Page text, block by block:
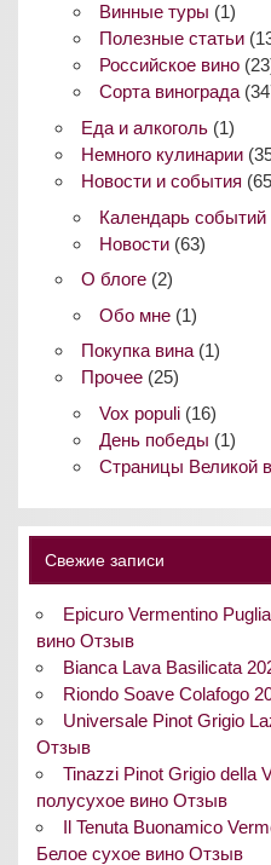
Винные туры (1)
Полезные статьи
Российское вино
Сорта винограда
Еда и алкоголь(1)
Немного кулинарии
Новости и события
Календарь событий
Новости(63)
О блоге(2)
Обо мне(1)
Покупка вина(1)
Прочее(25)
Vox populi(16)
День победы (1)
Страницы Великой
Свежие записи
Epicuro Vermentino
вино Отзыв
Bianca Lava Basilicata
Riondo Soave Colafogo
Universale Pinot Grigio
Отзыв
Tinazzi Pinot Grigio della
полусухое вино Отзыв
Il Tenuta Buonamico
Белое сухое вино Отзыв